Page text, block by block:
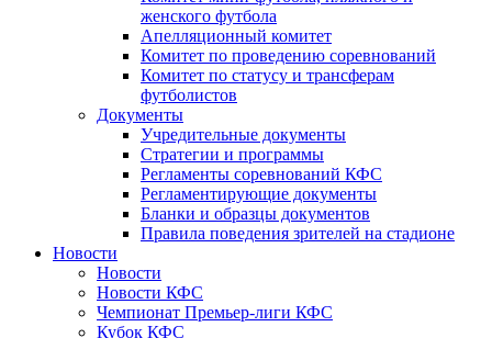
женского футбола
Апелляционный комитет
Комитет по проведению соревнований
Комитет по статусу и трансферам
футболистов
Документы
Учредительные документы
Стратегии и программы
Регламенты соревнований КФС
Регламентирующие документы
Бланки и образцы документов
Правила поведения зрителей на стадионе
Новости
Новости
Новости КФС
Чемпионат Премьер-лиги КФС
Кубок КФС